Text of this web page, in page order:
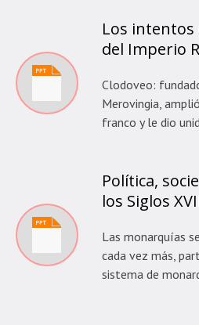
Los
del Imperio
Clodoveo:
Merovingia,
franco y le dio
Política,
los Siglos
Las monarquías
cada vez más,
sistema de